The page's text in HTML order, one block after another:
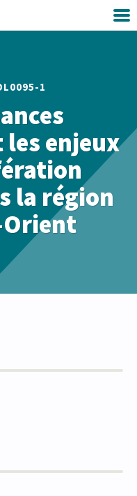
1
les enjeux
la région